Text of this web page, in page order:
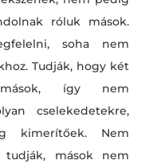
róluk mások.
soha nem
Tudják, hogy két
így nem
cselekedetekre,
kimerítőek. Nem
mások nem